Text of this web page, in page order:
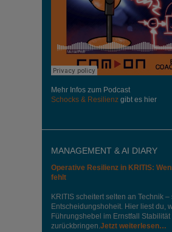
Mehr Infos zum Podcast
Schocks & Resilienz gibt es hier
MANAGEMENT & AI DIARY
Operative Resilienz in KRITIS:
fehlt
KRITIS scheitert selten an Technik
Entscheidungshoheit. Hier liest du,
Führungshebel im Ernstfall Stabilität
zurückbringen.Jetzt weiterlesen…